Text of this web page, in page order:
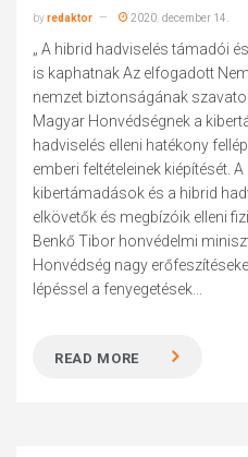
byredaktor 2020. december 14.
„ A hibrid hadviselés támadói
is kaphatnak Az elfogadott
nemzet biztonságának
Magyar Honvédségnek a
hadviselés elleni hatékony
emberi feltételeinek kiépítését.
kibertámadások és a hibrid
elkövetők és megbízóik elleni
Benkő Tibor honvédelmi
Honvédség nagy
lépéssel a fenyegetések...
READ MORE